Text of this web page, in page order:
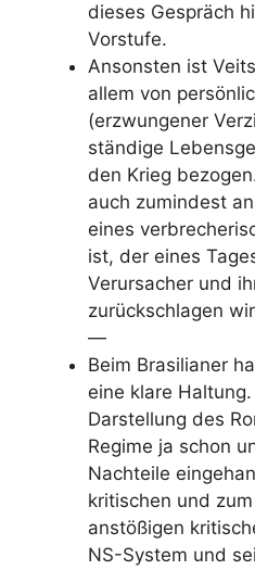
dieses Gespräch
Vorstufe.
Ansonsten ist
allem von
(erzwungener
ständige
den Krieg
auch zumindest
eines
ist, der eines
Verursacher und
zurückschlagen
—
Beim Brasilianer
eine klare
Darstellung des
Regime ja schon
Nachteile
kritischen und
anstößigen
NS-System und